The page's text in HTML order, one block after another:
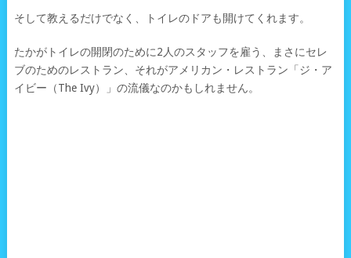
そして教えるだけでなく、トイレのドアも開けてくれます。
たかがトイレの開閉のために2人のスタッフを雇う、まさにセレ
ブのためのレストラン、それがアメリカン・レストラン「ジ・ア
イビー（The Ivy）」の流儀なのかもしれません。